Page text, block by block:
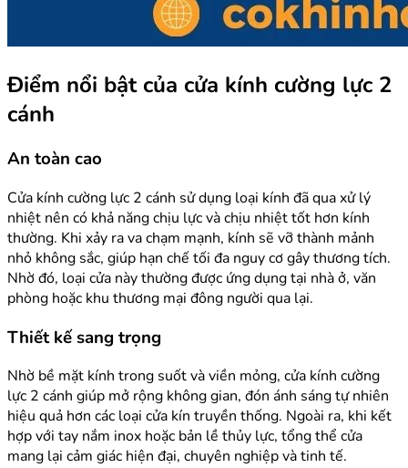
Điểm nổi bật của cửa kính cường lực 2
cánh
An toàn cao
Cửa kính cường lực 2 cánh sử dụng loại kính đã qua xử lý
nhiệt nên có khả năng chịu lực và chịu nhiệt tốt hơn kính
thường. Khi xảy ra va chạm mạnh, kính sẽ vỡ thành mảnh
nhỏ không sắc, giúp hạn chế tối đa nguy cơ gây thương tích.
Nhờ đó, loại cửa này thường được ứng dụng tại nhà ở, văn
phòng hoặc khu thương mại đông người qua lại.
Thiết kế sang trọng
Nhờ bề mặt kính trong suốt và viền mỏng, cửa kính cường
lực 2 cánh giúp mở rộng không gian, đón ánh sáng tự nhiên
hiệu quả hơn các loại cửa kín truyền thống. Ngoài ra, khi kết
hợp với tay nắm inox hoặc bản lề thủy lực, tổng thể cửa
mang lại cảm giác hiện đại, chuyên nghiệp và tinh tế.